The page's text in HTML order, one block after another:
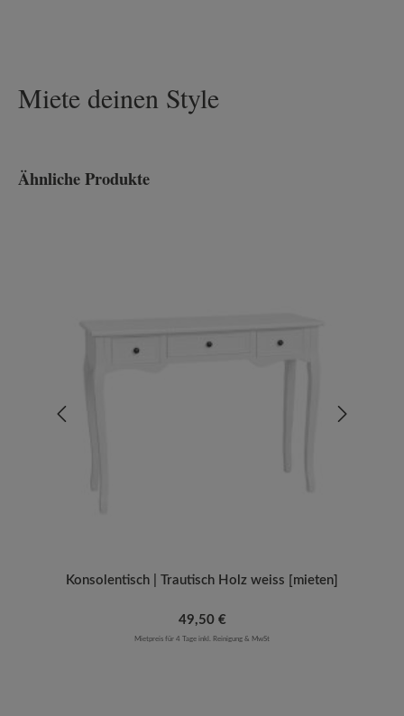
Miete deinen Style
Produktgalerie überspringen
Ähnliche Produkte
Konsolentisch | Trautisch Holz weiss [mieten]
Regulärer Preis:
49,50 €
Mietpreis für 4 Tage inkl. Reinigung & MwSt